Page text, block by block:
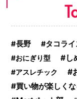
長野 タコライ
おにぎり型 し
アスレチック
買い物が楽しく